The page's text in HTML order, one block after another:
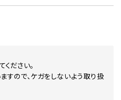
ださい。
すので、ケガをしないよう取り扱